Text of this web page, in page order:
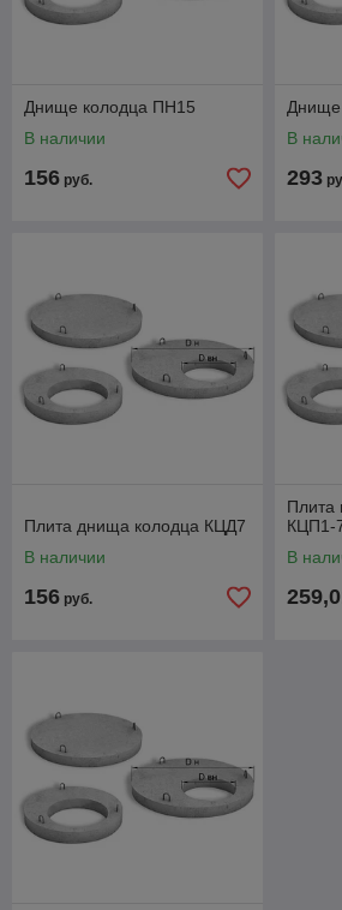
Днище колодца ПН15
В наличии
156 руб.
Днище
В
293
Плита днища колодца КЦД7
В наличии
156 руб.
Плита
КЦП1-
В